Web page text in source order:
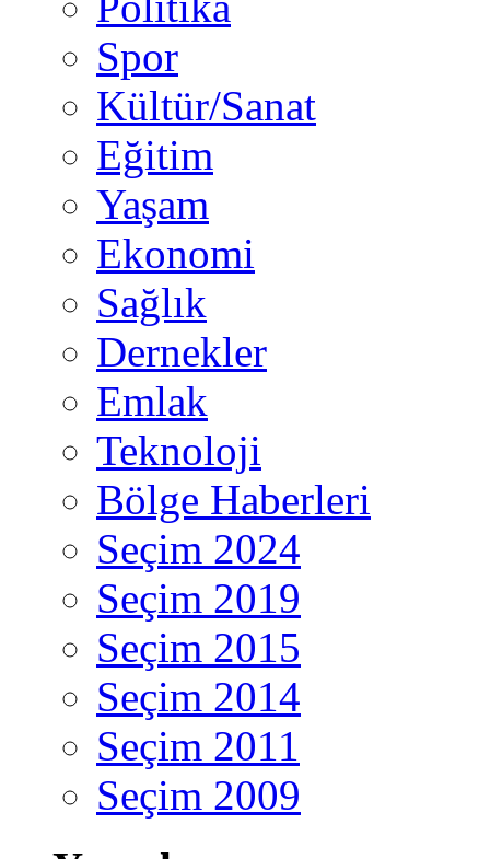
Spor
Kültür/Sanat
Eğitim
Yaşam
Ekonomi
Sağlık
Dernekler
Emlak
Teknoloji
Bölge Haberleri
Seçim 2024
Seçim 2019
Seçim 2015
Seçim 2014
Seçim 2011
Seçim 2009